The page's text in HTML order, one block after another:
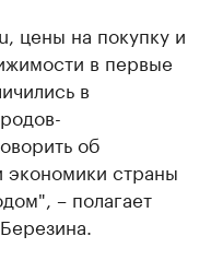
цены на покупку и
в первые
в
об
экономики страны
– полагает